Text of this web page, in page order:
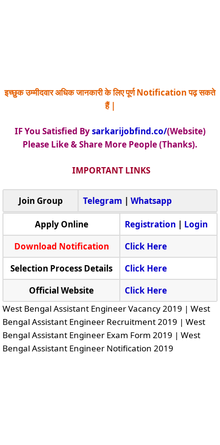
इच्छुक उम्मीदवार अधिक जानकारी के लिए पूर्ण Notification पढ़ सकते
हैं |
IF You Satisfied Bysarkarijobfind.co/(Website)
Please Like & Share More People (Thanks).
IMPORTANT LINKS
Join Group Telegram | Whatsapp
Apply Online Registration | Login
Download Notification
Click Here
Selection Process Details
Click Here
Official Website
Click Here
West Bengal Assistant Engineer Vacancy 2019 | West
Bengal Assistant Engineer Recruitment 2019 | West
Bengal Assistant Engineer Exam Form 2019 | West
Bengal Assistant Engineer Notification 2019